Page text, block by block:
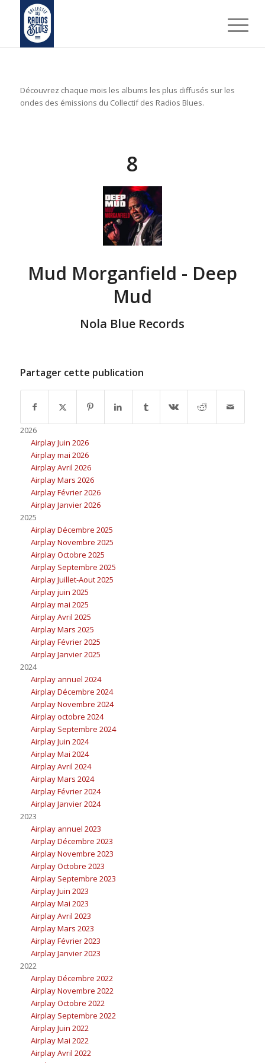
Découvrez chaque mois les albums les plus diffusés sur les
ondes des émissions du Collectif des Radios Blues.
8
Mud Morganfield - Deep
Mud
Nola Blue Records
Partager cette publication
2026
Airplay Juin 2026
Airplay mai 2026
Airplay Avril 2026
Airplay Mars 2026
Airplay Février 2026
Airplay Janvier 2026
2025
Airplay Décembre 2025
Airplay Novembre 2025
Airplay Octobre 2025
Airplay Septembre 2025
Airplay Juillet-Aout 2025
Airplay juin 2025
Airplay mai 2025
Airplay Avril 2025
Airplay Mars 2025
Airplay Février 2025
Airplay Janvier 2025
2024
Airplay annuel 2024
Airplay Décembre 2024
Airplay Novembre 2024
Airplay octobre 2024
Airplay Septembre 2024
Airplay Juin 2024
Airplay Mai 2024
Airplay Avril 2024
Airplay Mars 2024
Airplay Février 2024
Airplay Janvier 2024
2023
Airplay annuel 2023
Airplay Décembre 2023
Airplay Novembre 2023
Airplay Octobre 2023
Airplay Septembre 2023
Airplay Juin 2023
Airplay Mai 2023
Airplay Avril 2023
Airplay Mars 2023
Airplay Février 2023
Airplay Janvier 2023
2022
Airplay Décembre 2022
Airplay Novembre 2022
Airplay Octobre 2022
Airplay Septembre 2022
Airplay Juin 2022
Airplay Mai 2022
Airplay Avril 2022